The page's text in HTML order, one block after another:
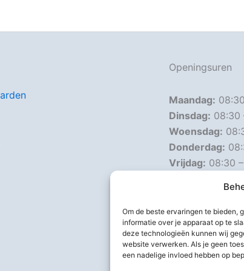
Om de beste ervaringen te bieden,
informatie over je apparaat op te
deze technologieën kunnen wij
website verwerken. Als je geen
een nadelige invloed hebben op
Openingsuren
Maandag:
Dinsdag: 08:30
Woensdag:
Donderdag:
Vrijdag: 08:30
Afwijkende